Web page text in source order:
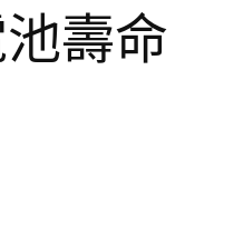
壽命